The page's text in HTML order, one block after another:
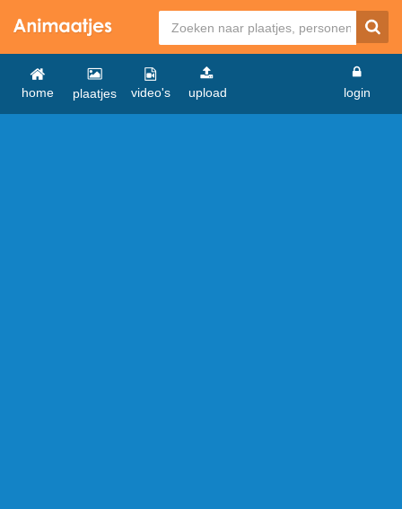
home plaatjes video's upload login